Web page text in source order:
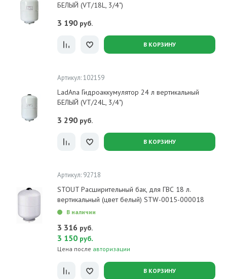
БЕЛЫЙ (VT/18L, 3/4")
3 190 руб.
В КОРЗИНУ
Артикул: 102159
LadAna Гидроаккумулятор 24 л вертикальный
БЕЛЫЙ (VT/24L, 3/4")
3 290 руб.
В КОРЗИНУ
Артикул: 92718
STOUT Расширительный бак, для ГВС 18 л.
вертикальный (цвет белый) STW-0015-000018
В наличии
3 316 руб.
3 150 руб.
Цена после авторизации
В КОРЗИНУ